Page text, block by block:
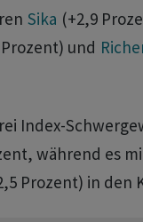
Sika (+2,9
und
Index-
während es
Prozent) in den